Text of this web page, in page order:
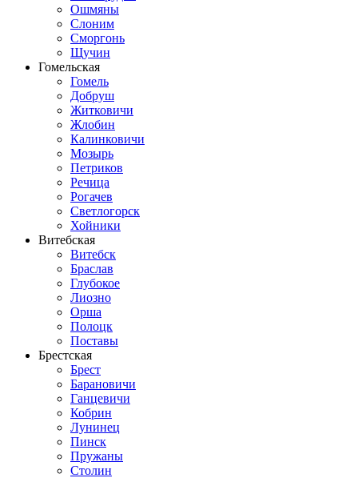
Ошмяны
Слоним
Сморгонь
Щучин
Гомельская
Гомель
Добруш
Житковичи
Жлобин
Калинковичи
Мозырь
Петриков
Речица
Рогачев
Светлогорск
Хойники
Витебская
Витебск
Браслав
Глубокое
Лиозно
Орша
Полоцк
Поставы
Брестская
Брест
Барановичи
Ганцевичи
Кобрин
Лунинец
Пинск
Пружаны
Столин